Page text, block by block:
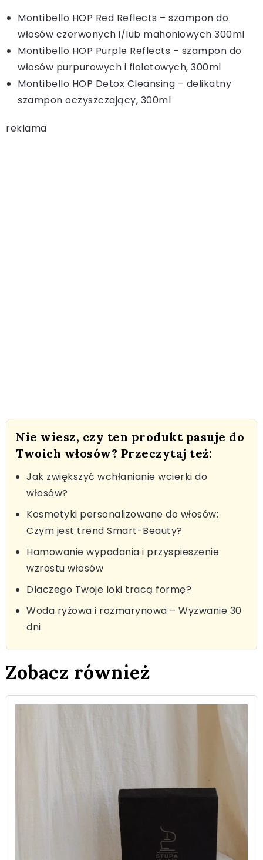
Montibello HOP Red Reflects – szampon do
włosów czerwonych i/lub mahoniowych 300ml
Montibello HOP Purple Reflects – szampon do
włosów purpurowych i fioletowych, 300ml
Montibello HOP Detox Cleansing – delikatny
szampon oczyszczający, 300ml
reklama
Nie wiesz, czy ten produkt pasuje do
Twoich włosów? Przeczytaj też:
Jak zwiększyć wchłanianie wcierki do
włosów?
Kosmetyki personalizowane do włosów:
Czym jest trend Smart-Beauty?
Hamowanie wypadania i przyspieszenie
wzrostu włosów
Dlaczego Twoje loki tracą formę?
Woda ryżowa i rozmarynowa – Wyzwanie 30
dni
Zobacz również